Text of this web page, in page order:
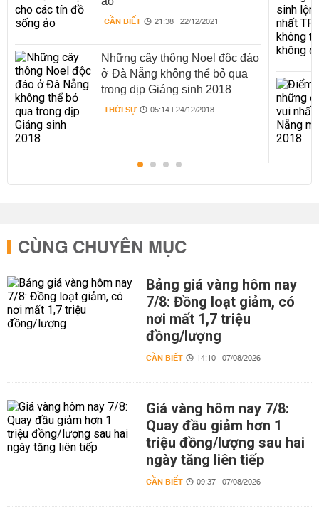
CẦN BIẾT 21:38 | 22/12/2021
Những cây thông Noel độc đáo
ở Đà Nẵng không thể bỏ qua
trong dịp Giáng sinh 2018
THỜI SỰ 05:14 | 24/12/2018
CÙNG CHUYÊN MỤC
Bảng giá vàng hôm nay
7/8: Đồng loạt giảm, có
nơi mất 1,7 triệu
đồng/lượng
CẦN BIẾT 14:10 | 07/08/2026
Giá vàng hôm nay 7/8:
Quay đầu giảm hơn 1
triệu đồng/lượng sau hai
ngày tăng liên tiếp
CẦN BIẾT 09:37 | 07/08/2026